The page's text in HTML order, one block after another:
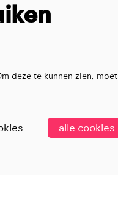
deze te kunnen zien, moet
alle cookies